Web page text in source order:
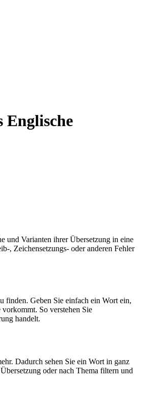
Englische
und Varianten ihrer Übersetzung in eine
, Zeichensetzungs- oder anderen Fehler
Geben Sie einfach ein Wort ein,
So verstehen Sie
handelt.
Dadurch sehen Sie ein Wort in ganz
oder nach Thema filtern und